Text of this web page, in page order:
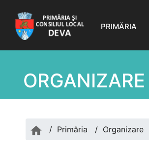
PRIMĂRIA
ORGANIZARE
/ Primăria / Organizare